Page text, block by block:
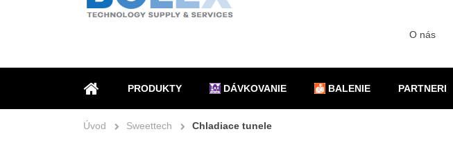
ÚVOD
PRODUKTY DÁVKOVANIE BALENIE PARTNERI
O nás
Úvod Sweettech Chladiace tunele